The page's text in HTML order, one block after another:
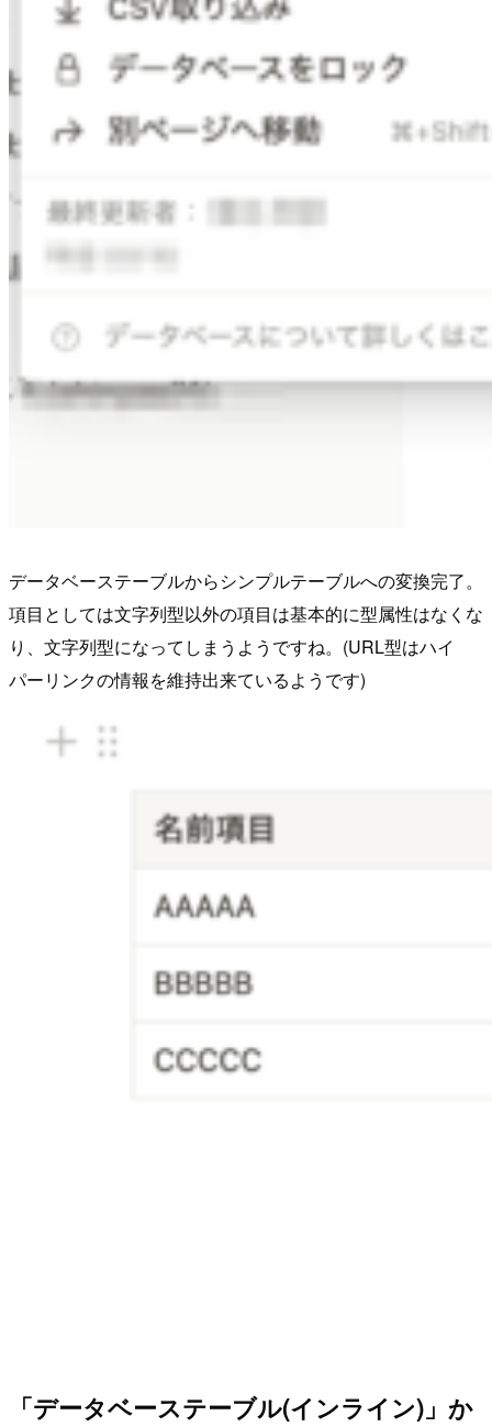
データベーステーブルからシンプルテーブルへの変換完了。
項目としては文字列型以外の項目は基本的に型属性はなくな
り、文字列型になってしまうようですね。(URL型はハイ
パーリンクの情報を維持出来ているようです)
「データベーステーブル(インライン)」か